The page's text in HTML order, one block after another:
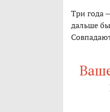
Три года
дальше